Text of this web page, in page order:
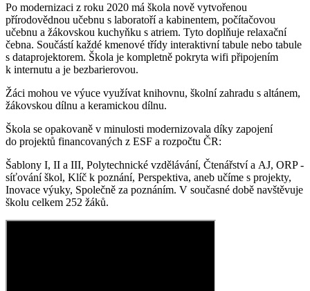
Po modernizaci z roku 2020 má škola nově vytvořenou
přírodovědnou učebnu s laboratoří a kabinentem, počítačovou
učebnu a žákovskou kuchyňku s atriem. Tyto doplňuje relaxační
čebna. Součástí každé kmenové třídy interaktivní tabule nebo tabule
s dataprojektorem. Škola je kompletně pokryta wifi připojením
k internutu a je bezbarierovou.
Žáci mohou ve výuce využívat knihovnu, školní zahradu s altánem,
žákovskou dílnu a keramickou dílnu.
Škola se opakovaně v minulosti modernizovala díky zapojení
do projektů financovaných z ESF a rozpočtu ČR:
Šablony I, II a III, Polytechnické vzdělávání, Čtenářství a AJ, ORP -
síťování škol, Klíč k poznání, Perspektiva, aneb učíme s projekty,
Inovace výuky, Společně za poznáním. V současné době navštěvuje
školu celkem 252 žáků.